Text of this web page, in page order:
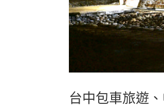
台中包車旅遊